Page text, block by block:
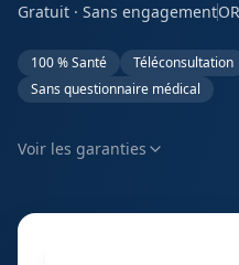
Gratuit · Sans engagement
100 % Santé Téléconsultation
Sans questionnaire médical
Voir les garanties